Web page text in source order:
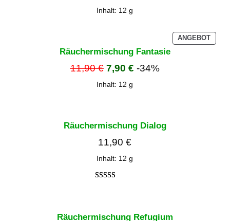
Inhalt: 12g
ANGEBOT
IM
Räuchermischung Fantasie
11,90€ 7,90 € -34%
Inhalt: 12g
Räuchermischung Dialog
11,90€
Inhalt: 12g
Räuchermischung Refugium